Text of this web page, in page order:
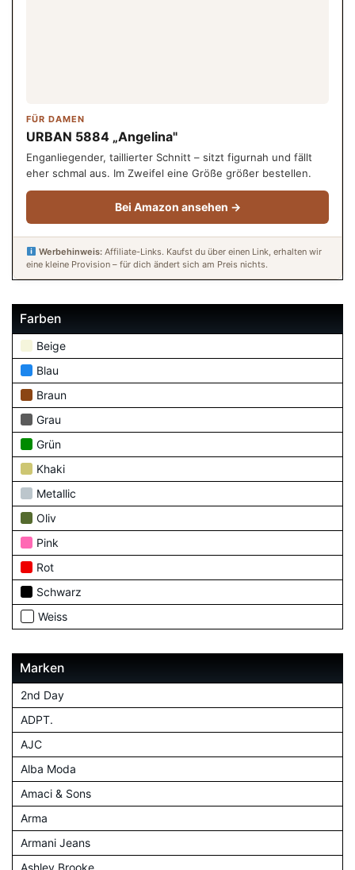
FÜR DAMEN
URBAN 5884 „Angelina"
Enganliegender, taillierter Schnitt – sitzt figurnah und fällt
eher schmal aus. Im Zweifel eine Größe größer bestellen.
Bei Amazon ansehen →
Werbehinweis:Affiliate-Links. Kaufst du über einen Link, erhalten wir
eine kleine Provision – für dich ändert sich am Preis nichts.
Farben
Beige
Blau
Braun
Grau
Grün
Khaki
Metallic
Oliv
Pink
Rot
Schwarz
Weiss
Marken
2nd Day
ADPT.
AJC
Alba Moda
Amaci & Sons
Arma
Armani Jeans
Ashley Brooke